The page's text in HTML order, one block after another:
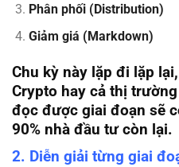
Phân phối (Distribution)
Giảm giá (Markdown)
Chu kỳ này lặp đi lặp
Crypto hay cả thị
đọc được giai đoạn sẽ
90% nhà đầu tư còn lại.
2. Diễn giải từng giai